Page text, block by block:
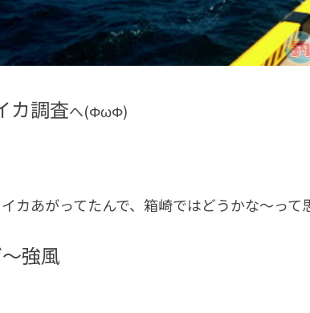
カ調査へ(ΦωΦ)
カあがってたんで、箱崎ではどうかな～って
強風